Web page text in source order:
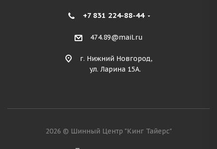
+7 831 224-88-44
474.89@mail.ru
г. Нижний Новгород,
ул. Ларина 15А.
2026 © Шинный Центр "Кинг Тайерс"